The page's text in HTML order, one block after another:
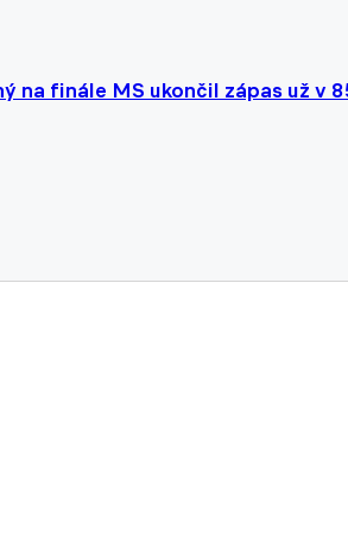
na finále MS ukončil zápas už v